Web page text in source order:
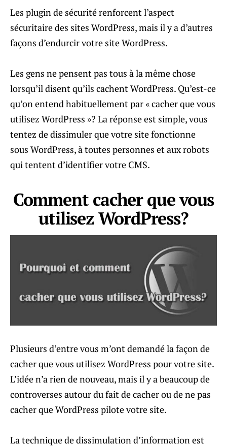
Les plugin de sécurité renforcent l’aspect
sécuritaire des sites WordPress, mais il y a d’autres
façons d’endurcir votre site WordPress.
Les gens ne pensent pas tous à la même chose
lorsqu’il disent qu’ils cachent WordPress. Qu’est-ce
qu’on entend habituellement par « cacher que vous
utilisez WordPress »? La réponse est simple, vous
tentez de dissimuler que votre site fonctionne
sous WordPress, à toutes personnes et aux robots
qui tentent d’identifier votre CMS.
Comment cacher que vous
utilisez WordPress?
Plusieurs d’entre vous m’ont demandé ​​la façon de
cacher que vous utilisez WordPress pour votre site.
L’idée n’a rien de nouveau, mais il y a beaucoup de
controverses autour du fait de cacher ou de ne pas
cacher que WordPress pilote votre site.
La technique de dissimulation d’information est